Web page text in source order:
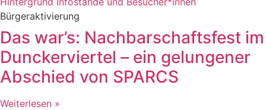
Bürgeraktivierung
Das war’s: Nachbarschaftsfest im
Dunckerviertel – ein gelungener
Abschied von SPARCS
Weiterlesen »